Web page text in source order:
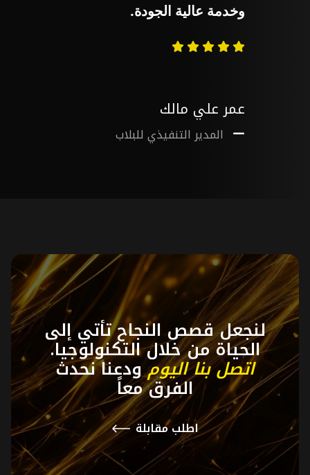
وخدمة عالية الجودة.
عمر علي مالك
المدير التنفيذي للبلاب
لنجعل قصص النجاح تأتي إلى
الحياة من خلال التكنولوجيا.
اتصل بنا اليومودعنا نحدث
الفرق معاً
اطلب مقابلة